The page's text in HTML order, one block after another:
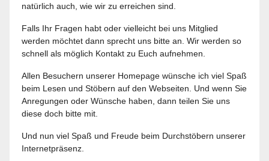
natürlich auch, wie wir zu erreichen sind.
Falls Ihr Fragen habt oder vielleicht bei uns Mitglied
werden möchtet dann sprecht uns bitte an. Wir werden so
schnell als möglich Kontakt zu Euch aufnehmen.
Allen Besuchern unserer Homepage wünsche ich viel Spaß
beim Lesen und Stöbern auf den Webseiten. Und wenn Sie
Anregungen oder Wünsche haben, dann teilen Sie uns
diese doch bitte mit.
Und nun viel Spaß und Freude beim Durchstöbern unserer
Internetpräsenz.